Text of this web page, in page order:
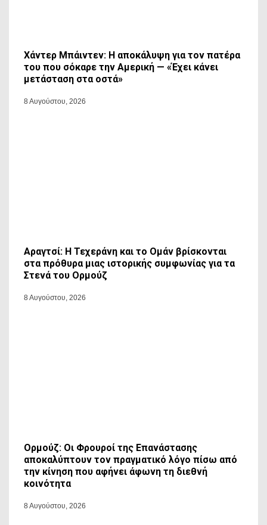
Χάντερ Μπάιντεν: Η αποκάλυψη για τον πατέρα
του που σόκαρε την Αμερική — «Έχει κάνει
μετάσταση στα οστά»
8 Αυγούστου, 2026
Αραγτσί: Η Τεχεράνη και το Ομάν βρίσκονται
στα πρόθυρα μιας ιστορικής συμφωνίας για τα
Στενά του Ορμούζ
8 Αυγούστου, 2026
Ορμούζ: Οι Φρουροί της Επανάστασης
αποκαλύπτουν τον πραγματικό λόγο πίσω από
την κίνηση που αφήνει άφωνη τη διεθνή
κοινότητα
8 Αυγούστου, 2026